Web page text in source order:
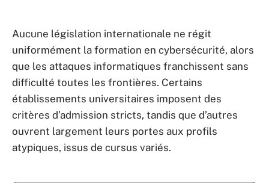
Aucune législation internationale ne régit
uniformément la formation en cybersécurité, alors
que les attaques informatiques franchissent sans
difficulté toutes les frontières. Certains
établissements universitaires imposent des
critères d’admission stricts, tandis que d’autres
ouvrent largement leurs portes aux profils
atypiques, issus de cursus variés.